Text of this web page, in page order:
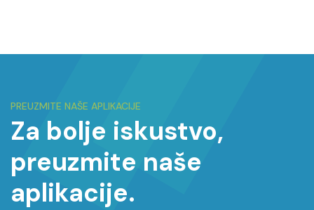
PREUZMITE NAŠE APLIKACIJE
Za bolje iskustvo,
preuzmite naše
aplikacije.